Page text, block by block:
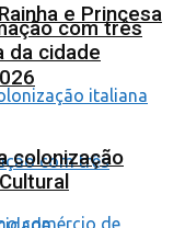
e Princesa
com três
da cidade
colonização